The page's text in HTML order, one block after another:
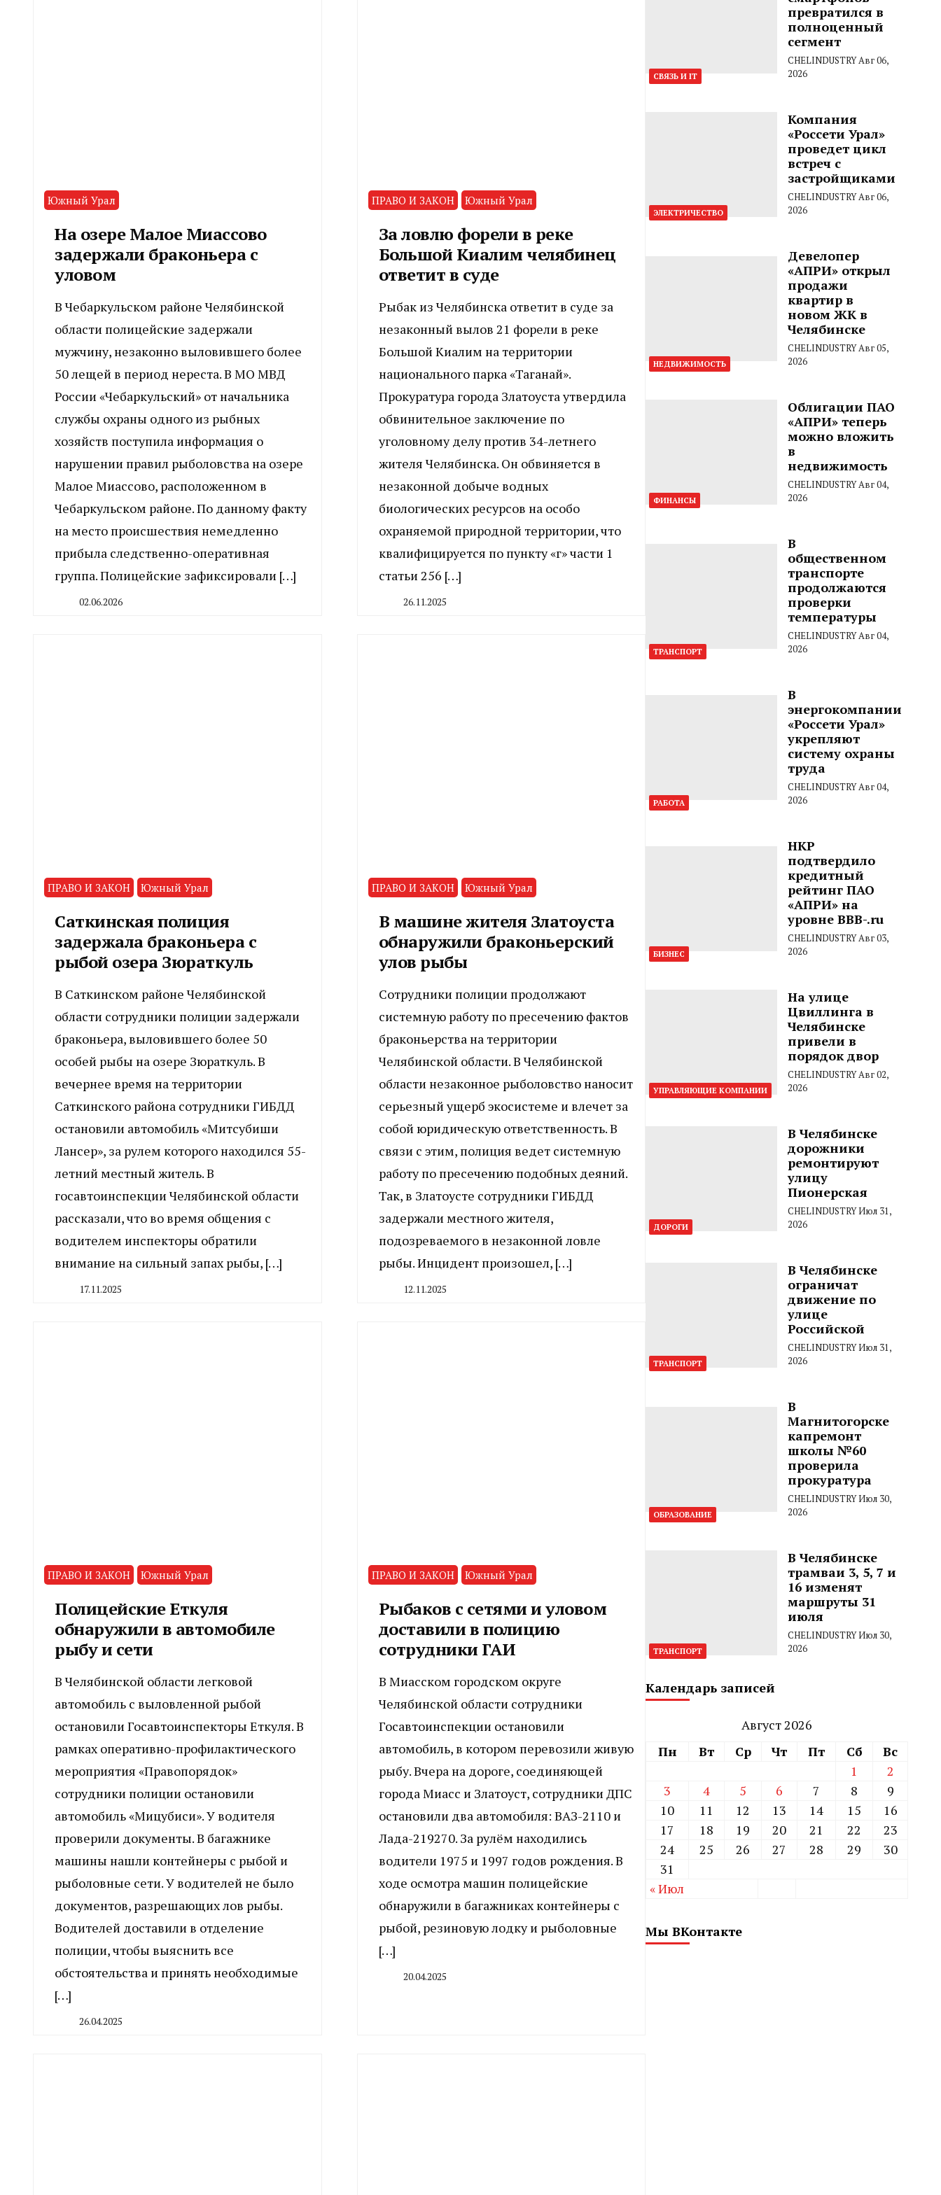
Южный Урал
На озере Малое Миассово
задержали браконьера с
уловом
В Чебаркульском районе Челябинской
области полицейские задержали
мужчину, незаконно выловившего более
50 лещей в период нереста. В МО МВД
России «Чебаркульский» от начальника
службы охраны одного из рыбных
хозяйств поступила информация о
нарушении правил рыболовства на озере
Малое Миассово, расположенном в
Чебаркульском районе. По данному факту
на место происшествия немедленно
прибыла следственно-оперативная
группа. Полицейские зафиксировали […]
02.06.2026
ПРАВО И ЗАКОН Южный Урал
За ловлю форели в реке
Большой Киалим челябинец
ответит в суде
Рыбак из Челябинска ответит в суде за
незаконный вылов 21 форели в реке
Большой Киалим на территории
национального парка «Таганай».
Прокуратура города Златоуста утвердила
обвинительное заключение по
уголовному делу против 34-летнего
жителя Челябинска. Он обвиняется в
незаконной добыче водных
биологических ресурсов на особо
охраняемой природной территории, что
квалифицируется по пункту «г» части 1
статьи 256 […]
26.11.2025
ПРАВО И ЗАКОН Южный Урал
Саткинская полиция
задержала браконьера с
рыбой озера Зюраткуль
В Саткинском районе Челябинской
области сотрудники полиции задержали
браконьера, выловившего более 50
особей рыбы на озере Зюраткуль. В
вечернее время на территории
Саткинского района сотрудники ГИБДД
остановили автомобиль «Митсубиши
Лансер», за рулем которого находился 55-
летний местный житель. В
госавтоинспекции Челябинской области
рассказали, что во время общения с
водителем инспекторы обратили
внимание на сильный запах рыбы, […]
17.11.2025
ПРАВО И ЗАКОН Южный Урал
В машине жителя Златоуста
обнаружили браконьерский
улов рыбы
Сотрудники полиции продолжают
системную работу по пресечению фактов
браконьерства на территории
Челябинской области. В Челябинской
области незаконное рыболовство наносит
серьезный ущерб экосистеме и влечет за
собой юридическую ответственность. В
связи с этим, полиция ведет системную
работу по пресечению подобных деяний.
Так, в Златоусте сотрудники ГИБДД
задержали местного жителя,
подозреваемого в незаконной ловле
рыбы. Инцидент произошел, […]
12.11.2025
ПРАВО И ЗАКОН Южный Урал
Полицейские Еткуля
обнаружили в автомобиле
рыбу и сети
В Челябинской области легковой
автомобиль с выловленной рыбой
остановили Госавтоинспекторы Еткуля. В
рамках оперативно-профилактического
мероприятия «Правопорядок»
сотрудники полиции остановили
автомобиль «Мицубиси». У водителя
проверили документы. В багажнике
машины нашли контейнеры с рыбой и
рыболовные сети. У водителей не было
документов, разрешающих лов рыбы.
Водителей доставили в отделение
полиции, чтобы выяснить все
обстоятельства и принять необходимые
[…]
26.04.2025
ПРАВО И ЗАКОН Южный Урал
Рыбаков с сетями и уловом
доставили в полицию
сотрудники ГАИ
В Миасском городском округе
Челябинской области сотрудники
Госавтоинспекции остановили
автомобиль, в котором перевозили живую
рыбу. Вчера на дороге, соединяющей
города Миасс и Златоуст, сотрудники ДПС
остановили два автомобиля: ВАЗ-2110 и
Лада-219270. За рулём находились
водители 1975 и 1997 годов рождения. В
ходе осмотра машин полицейские
обнаружили в багажниках контейнеры с
рыбой, резиновую лодку и рыболовные
[…]
20.04.2025
СВЯЗЬ И IT
превратился в
полноценный
сегмент
CHELINDUSTRYАвг 06,
2026
ЭЛЕКТРИЧЕСТВО
Компания
«Россети Урал»
проведет цикл
встреч с
застройщиками
CHELINDUSTRYАвг 06,
2026
НЕДВИЖИМОСТЬ
Девелопер
«АПРИ» открыл
продажи
квартир в
новом ЖК в
Челябинске
CHELINDUSTRYАвг 05,
2026
ФИНАНСЫ
Облигации ПАО
«АПРИ» теперь
можно вложить
в
недвижимость
CHELINDUSTRYАвг 04,
2026
ТРАНСПОРТ
В
общественном
транспорте
продолжаются
проверки
температуры
CHELINDUSTRYАвг 04,
2026
РАБОТА
В
энергокомпании
«Россети Урал»
укрепляют
систему охраны
труда
CHELINDUSTRYАвг 04,
2026
БИЗНЕС
НКР
подтвердило
кредитный
рейтинг ПАО
«АПРИ» на
уровне BBB-.ru
CHELINDUSTRYАвг 03,
2026
УПРАВЛЯЮЩИЕ КОМПАНИИ
На улице
Цвиллинга в
Челябинске
привели в
порядок двор
CHELINDUSTRYАвг 02,
2026
ДОРОГИ
В Челябинске
дорожники
ремонтируют
улицу
Пионерская
CHELINDUSTRYИюл 31,
2026
ТРАНСПОРТ
В Челябинске
ограничат
движение по
улице
Российской
CHELINDUSTRYИюл 31,
2026
ОБРАЗОВАНИЕ
В
Магнитогорске
капремонт
школы №60
проверила
прокуратура
CHELINDUSTRYИюл 30,
2026
ТРАНСПОРТ
В Челябинске
трамваи 3, 5, 7 и
16 изменят
маршруты 31
июля
CHELINDUSTRYИюл 30,
2026
Календарь записей
Август 2026
Пн
Вт Ср Чт Пт Сб
Вс
1
2
3
4 5 6 7 8
9
10
11 12 13 14 15
16
17
18 19 20 21 22
23
24
25 26 27 28 29
30
31
« Июл
Мы ВКонтакте